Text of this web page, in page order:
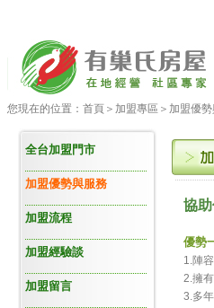
您現在的位置： 首頁 ＞ 加盟專區 ＞ 加盟優
全台加盟門市
加盟優勢與服務
加盟流程
加盟經驗談
加盟留言
協
優勢
1.陣
2.擁
3.多